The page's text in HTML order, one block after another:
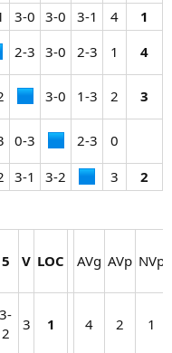
3-0​ 3-0​ 3-1​ 4​
1
2-3​ 3-0​ 2-3​ 1​ 4
3-0​ 1-3​ 2​ 3
0-3​ 2-3​
0​
3-1​ 3-2​ 3​
2
5 V LOC AVg​ AVp​ NVp​
3-
2​
3​ 1 4​ 2​ 1​